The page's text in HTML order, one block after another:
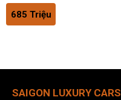
685 Triệu
SAIGON LUXURY CARS